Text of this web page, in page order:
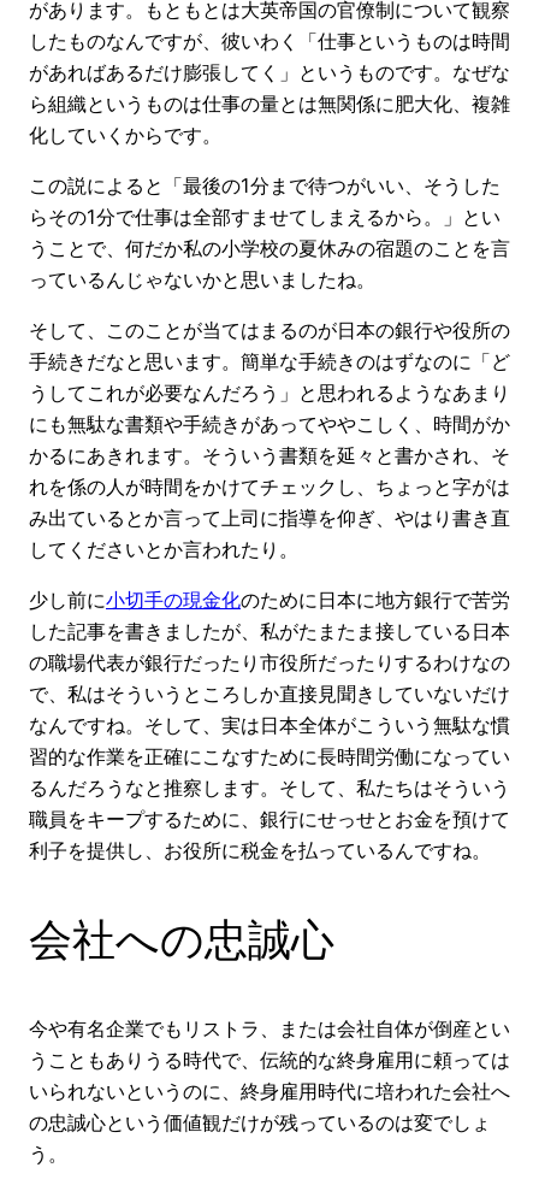
があります。もともとは大英帝国の官僚制について観察
したものなんですが、彼いわく「仕事というものは時間
があればあるだけ膨張してく」というものです。なぜな
ら組織というものは仕事の量とは無関係に肥大化、複雑
化していくからです。
この説によると「最後の1分まで待つがいい、そうした
らその1分で仕事は全部すませてしまえるから。」とい
うことで、何だか私の小学校の夏休みの宿題のことを言
っているんじゃないかと思いましたね。
そして、このことが当てはまるのが日本の銀行や役所の
手続きだなと思います。簡単な手続きのはずなのに「ど
うしてこれが必要なんだろう」と思われるようなあまり
にも無駄な書類や手続きがあってややこしく、時間がか
かるにあきれます。そういう書類を延々と書かされ、そ
れを係の人が時間をかけてチェックし、ちょっと字がは
み出ているとか言って上司に指導を仰ぎ、やはり書き直
してくださいとか言われたり。
少し前に小切手の現金化のために日本に地方銀行で苦労
した記事を書きましたが、私がたまたま接している日本
の職場代表が銀行だったり市役所だったりするわけなの
で、私はそういうところしか直接見聞きしていないだけ
なんですね。そして、実は日本全体がこういう無駄な慣
習的な作業を正確にこなすために長時間労働になってい
るんだろうなと推察します。そして、私たちはそういう
職員をキープするために、銀行にせっせとお金を預けて
利子を提供し、お役所に税金を払っているんですね。
会社への忠誠心
今や有名企業でもリストラ、または会社自体が倒産とい
うこともありうる時代で、伝統的な終身雇用に頼っては
いられないというのに、終身雇用時代に培われた会社へ
の忠誠心という価値観だけが残っているのは変でしょ
う。